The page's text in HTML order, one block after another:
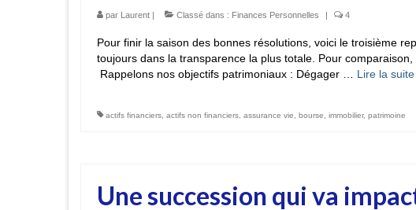
par Laurent Classé dans : Finances Personnelles 4
Pour finir la saison des bonnes résolutions, voici le troisième
toujours dans la transparence la plus totale. Pour
Rappelons nos objectifs patrimoniaux : Dégager … Lire la suite­­
actifs financiers, actifs non financiers, assurance vie, bourse, immobilier, patrimoine
Une succession qui va